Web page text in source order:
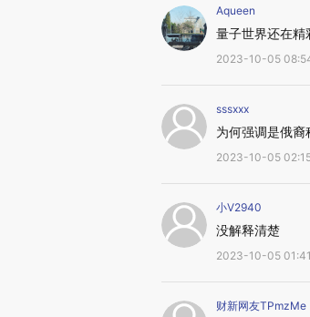
Aqueen
量子世界还在精
2023-10-05
sssxxx
为何强调是俄
2023-10-05 02:15
小V2940
没解释清楚
2023-10-05 01:41
财新网友TPmzMe